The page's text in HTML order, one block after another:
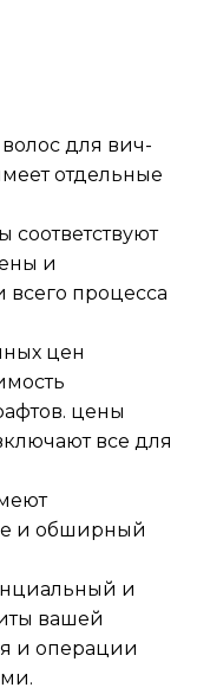
для вич-
отдельные
соответствуют
и
всего процесса
цен
цены
все для
и обширный
и
вашей
и операции